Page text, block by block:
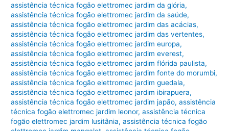
assistência técnica fogão elettromec jardim da glória,
assistência técnica fogão elettromec jardim da saúde,
assistência técnica fogão elettromec jardim das acácias,
assistência técnica fogão elettromec jardim das vertentes,
assistência técnica fogão elettromec jardim europa,
assistência técnica fogão elettromec jardim everest,
assistência técnica fogão elettromec jardim flórida paulista,
assistência técnica fogão elettromec jardim fonte do morumbi,
assistência técnica fogão elettromec jardim guedala,
assistência técnica fogão elettromec jardim ibirapuera,
assistência técnica fogão elettromec jardim japão,assistência
técnica fogão elettromec jardim leonor,assistência técnica
fogão elettromec jardim lusitânia,assistência técnica fogão